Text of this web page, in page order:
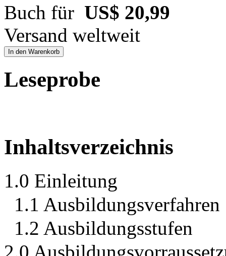
Buch für US$ 20,99
Versand weltweit
In den Warenkorb
Leseprobe
Inhaltsverzeichnis
1.0 Einleitung
1.1 Ausbildungsverfahren
1.2 Ausbildungsstufen